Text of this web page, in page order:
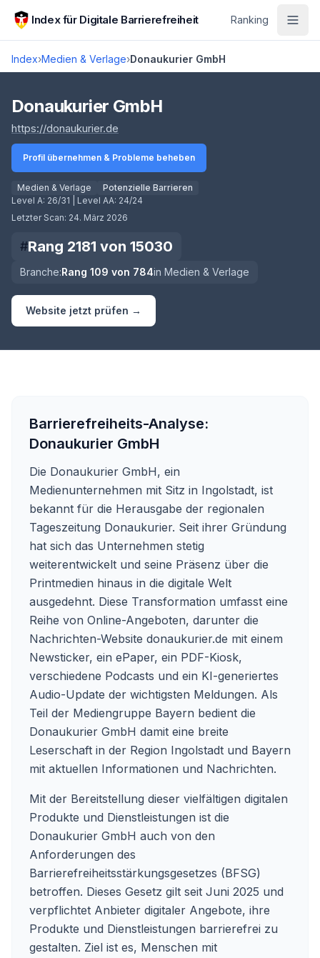
Zum Hauptinhalt springen
Index für Digitale Barrierefreiheit Ranking
Index›Medien & Verlage›Donaukurier GmbH
Score lädt
Donaukurier GmbH
https://donaukurier.de
Profil übernehmen & Probleme beheben
Medien & Verlage
Potenzielle Barrieren
Level A: 26/31 | Level AA: 24/24
Letzter Scan: 24. März 2026
#Rang 2181 von 15030
Branche:Rang 109 von 784in Medien & Verlage
Website jetzt prüfen →
Barrierefreiheits-Analyse:
Donaukurier GmbH
Die Donaukurier GmbH, ein
Medienunternehmen mit Sitz in Ingolstadt, ist
bekannt für die Herausgabe der regionalen
Tageszeitung Donaukurier. Seit ihrer Gründung
hat sich das Unternehmen stetig
weiterentwickelt und seine Präsenz über die
Printmedien hinaus in die digitale Welt
ausgedehnt. Diese Transformation umfasst eine
Reihe von Online-Angeboten, darunter die
Nachrichten-Website donaukurier.de mit einem
Newsticker, ein ePaper, ein PDF-Kiosk,
verschiedene Podcasts und ein KI-generiertes
Audio-Update der wichtigsten Meldungen. Als
Teil der Mediengruppe Bayern bedient die
Donaukurier GmbH damit eine breite
Leserschaft in der Region Ingolstadt und Bayern
mit aktuellen Informationen und Nachrichten.
Mit der Bereitstellung dieser vielfältigen digitalen
Produkte und Dienstleistungen ist die
Donaukurier GmbH auch von den
Anforderungen des
Barrierefreiheitsstärkungsgesetzes (BFSG)
betroffen. Dieses Gesetz gilt seit Juni 2025 und
verpflichtet Anbieter digitaler Angebote, ihre
Produkte und Dienstleistungen barrierefrei zu
gestalten. Ziel ist es, Menschen mit